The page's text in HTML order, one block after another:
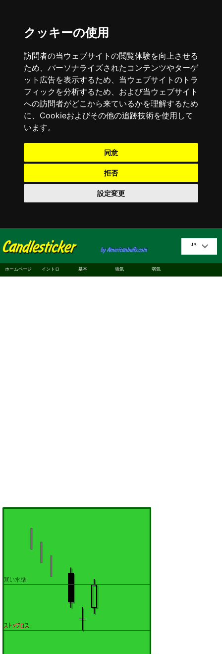
クッキーの使用
訪問者の当ウェブサイトの閲覧体験を向上させる
ため、パーソナライズされたコンテンツやターゲ
ット広告を表示するため、当ウェブサイトのトラ
フィックを分析するため、および当ウェブサイト
への訪問者がどこから来ているかを理解するため
に、Cookieおよびその他の追跡技術を使用して
います。
同意
拒否
設定変更
JA
ホームページ イントロ 基本 強気 弱気